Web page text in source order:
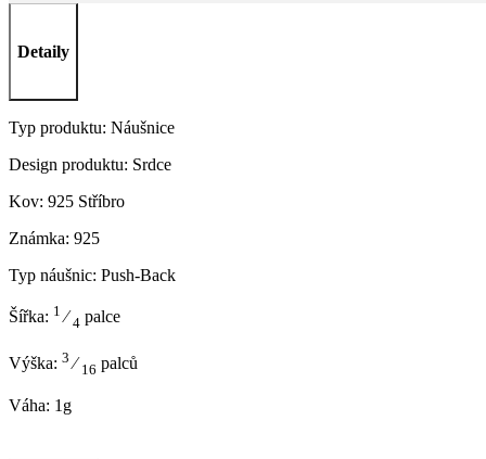
Detaily
Typ produktu: Náušnice
Design produktu: Srdce
Kov: 925 Stříbro
Známka: 925
Typ náušnic: Push-Back
Šířka: 1⁄4 palce
Výška: 3⁄16 palců
Váha: 1g